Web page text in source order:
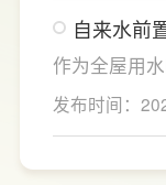
耕整家定制
提供客厅定
从设计、选
有品质的理
自来水前
LESSO领
作为全屋用
器能够有效
等大颗粒杂
度，还能为
护。LESSO
发布时间：